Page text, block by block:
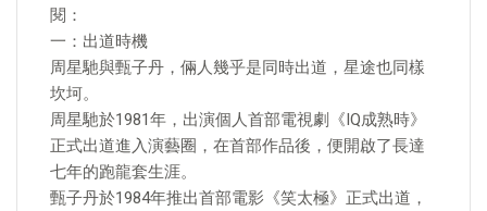
閱：
一：出道時機
周星馳與甄子丹，倆人幾乎是同時出道，星途也同樣
坎坷。
周星馳於1981年，出演個人首部電視劇《IQ成熟時》
正式出道進入演藝圈，在首部作品後，便開啟了長達
七年的跑龍套生涯。
甄子丹於1984年推出首部電影《笑太極》正式出道，